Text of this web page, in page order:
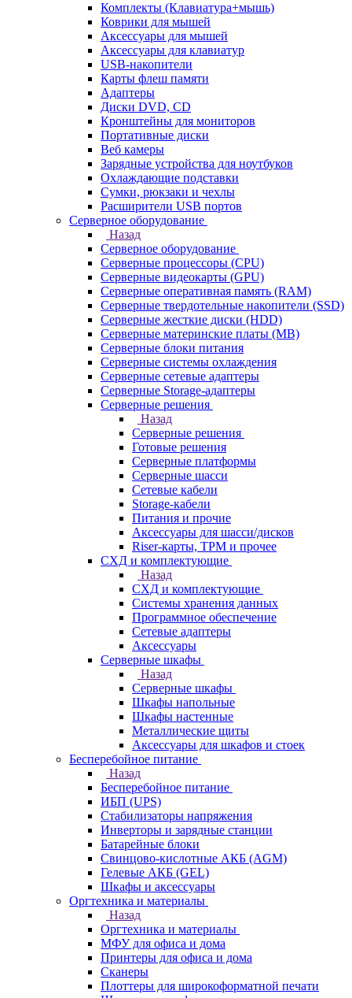
Комплекты (Клавиатура+мышь)
Коврики для мышей
Аксессуары для мышей
Аксессуары для клавиатур
USB-накопители
Карты флеш памяти
Адаптеры
Диски DVD, CD
Кронштейны для мониторов
Портативные диски
Веб камеры
Зарядные устройства для ноутбуков
Охлаждающие подставки
Сумки, рюкзаки и чехлы
Расширители USB портов
Серверное оборудование
Назад
Серверное оборудование
Серверные процессоры (CPU)
Серверные видеокарты (GPU)
Серверные оперативная память (RAM)
Серверные твердотельные накопители (SSD)
Серверные жесткие диски (HDD)
Серверные материнские платы (MB)
Серверные блоки питания
Серверные системы охлаждения
Серверные сетевые адаптеры
Серверные Storage-адаптеры
Серверные решения
Назад
Серверные решения
Готовые решения
Серверные платформы
Серверные шасси
Сетевые кабели
Storage-кабели
Питания и прочие
Аксессуары для шасси/дисков
Riser-карты, TPM и прочее
СХД и комплектующие
Назад
СХД и комплектующие
Системы хранения данных
Программное обеспечение
Сетевые адаптеры
Аксессуары
Серверные шкафы
Назад
Серверные шкафы
Шкафы напольные
Шкафы настенные
Металлические щиты
Аксессуары для шкафов и стоек
Бесперебойное питание
Назад
Бесперебойное питание
ИБП (UPS)
Стабилизаторы напряжения
Инверторы и зарядные станции
Батарейные блоки
Свинцово-кислотные АКБ (AGM)
Гелевые АКБ (GEL)
Шкафы и аксессуары
Оргтехника и материалы
Назад
Оргтехника и материалы
МФУ для офиса и дома
Принтеры для офиса и дома
Сканеры
Плоттеры для широкоформатной печати